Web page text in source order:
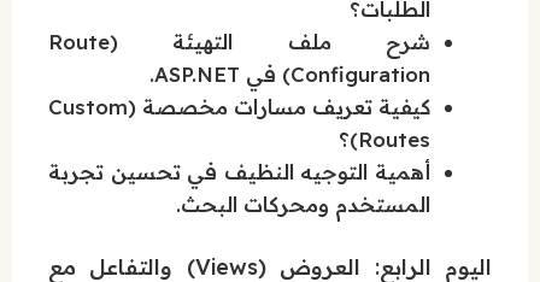
الطلبات؟
شرح ملف التهيئة (Route
Configuration) في ASP.NET.
كيفية تعريف مسارات مخصصة (Custom
Routes)؟
أهمية التوجيه النظيف في تحسين تجربة
المستخدم ومحركات البحث.
اليوم الرابع: العروض (Views) والتفاعل مع